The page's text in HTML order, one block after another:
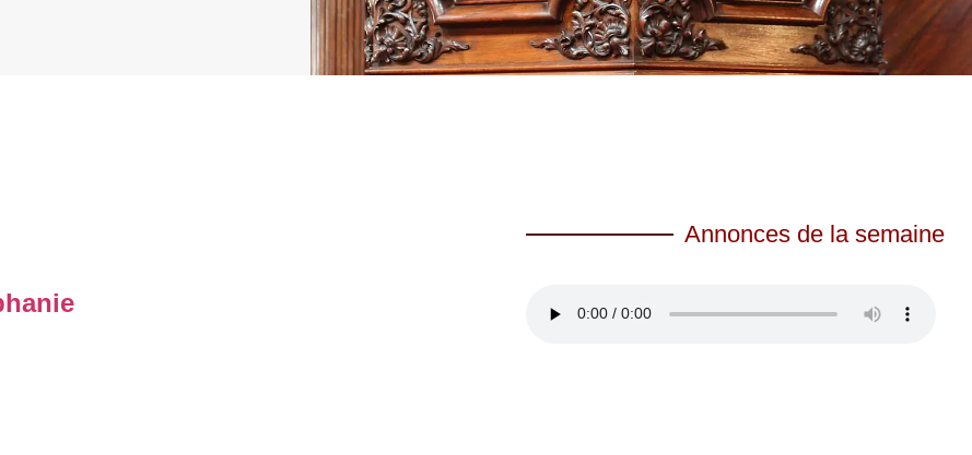
Annonces de la semaine